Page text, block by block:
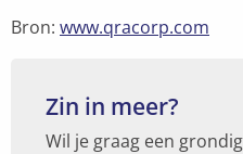
Bron: www.qracorp.com
Zin in meer?
Wil je graag een